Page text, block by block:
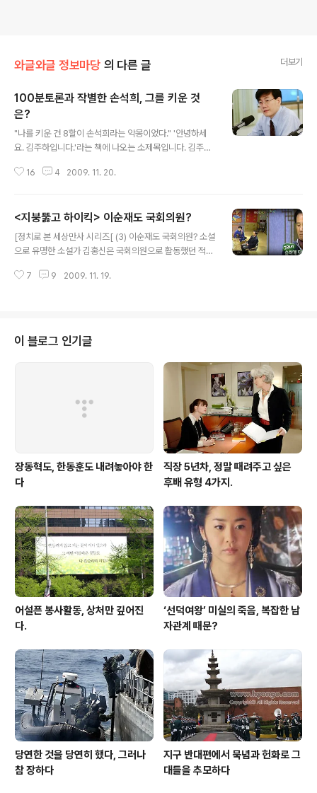
와글와글 정보마당 의 다른 글 더보기
100분토론과 작별한 손석희, 그를 키운 것
은?
"나를 키운 건 8할이 손석희라는 악몽이었다." '안녕하세
요. 김주하입니다.'라는 책에 나오는 소제목입니다. 김주하
배에 대한 소회를 담았더군요. 국민에겐 최고의 언론인으
을 깨닫다 언젠가 아침방송에서 그가 이야기한 것이 떠오
릅니다. 마흔 셋 늦은 유학길에서의 고생담이었습니다. 그
는 1997년 마이크를 놓고 돌연 가족과 함께 유학을 떠났습
다. 그저 모든 걸 멈추고 쉬고 싶었다고 했었죠. 그렇게 쉬
16 4 2009. 11. 20.
<지붕뚫고 하이킥> 이순재도 국회의원?
[정치로 본 세상만사 시리즈[ (3) 이순재도 국회의원? 소설
으로 유명한 소설가 김홍신은 국회의원으로 활동했던 적이
를 집필하는 등 책을 쓰는데 몰두하고 있지만, 그는 국회의
연해 정치인이었던 당시를 회고하는 김홍신에게서 일종의
‘달관’이 묻어났다. 그만큼의 세월이 흐르기도 흘렀으리
라.... - 연예인출신 국회의원은 누구누구? 국회에는 그 동
안 숱한 인물들이 나타났다가 사라졌다. 밤에는 반짝이다
가 아침이면 모습을 감추는 별처럼. 그 중에는 연예인 출신
들도 다수 포함되어 있다...
7 9 2009. 11. 19.
이 블로그 인기글
장동혁도, 한동훈도 내려놓아야 한
다
직장 5년차, 정말 때려주고 싶은
후배 유형 4가지.
어설픈 봉사활동, 상처만 깊어진
다.
‘선덕여왕’ 미실의 죽음, 복잡한 남
자관계 때문?
당연한 것을 당연히 했다, 그러나
참 장하다
지구 반대편에서 묵념과 헌화로 그
대들을 추모하다